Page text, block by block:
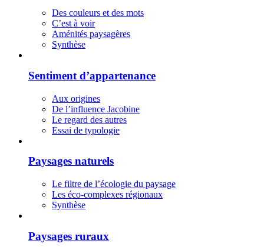
Des couleurs et des mots
C’est à voir
Aménités paysagères
Synthèse
Sentiment d’appartenance
Aux origines
De l’influence Jacobine
Le regard des autres
Essai de typologie
Paysages naturels
Le filtre de l’écologie du paysage
Les éco-complexes régionaux
Synthèse
Paysages ruraux